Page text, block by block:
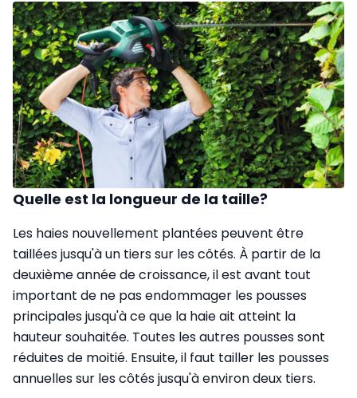
Quelle est la longueur de la taille?
Les haies nouvellement plantées peuvent être
taillées jusqu'à un tiers sur les côtés. À partir de la
deuxième année de croissance, il est avant tout
important de ne pas endommager les pousses
principales jusqu'à ce que la haie ait atteint la
hauteur souhaitée. Toutes les autres pousses sont
réduites de moitié. Ensuite, il faut tailler les pousses
annuelles sur les côtés jusqu'à environ deux tiers.